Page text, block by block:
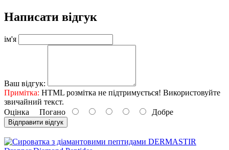
Написати відгук
ім'я
Ваш відгук:
Примітка: HTML розмітка не підтримується! Використовуйте
звичайний текст.
Оцінка Погано Добре
Відправити відгук